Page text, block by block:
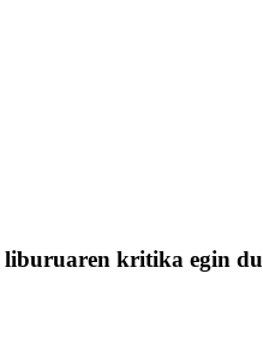
liburuaren kritika egin du